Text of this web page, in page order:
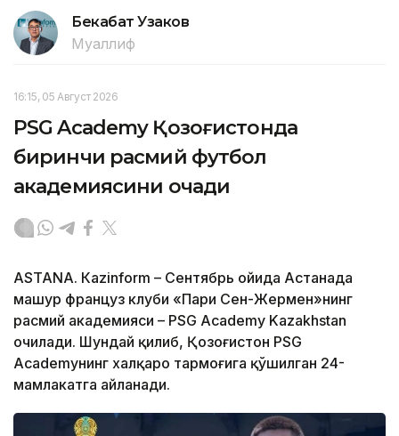
Бекабат Узаков
Муаллиф
16:15, 05 Август 2026
PSG Academy Қозоғистонда
биринчи расмий футбол
академиясини очади
ASTANА. Кazinform – Сентябрь ойида Астанада
машҳур француз клуби «Пари Сен-Жермен»нинг
расмий академияси – PSG Academy Kazakhstan
очилади. Шундай қилиб, Қозоғистон PSG
Academyнинг халқаро тармоғига қўшилган 24-
мамлакатга айланади.